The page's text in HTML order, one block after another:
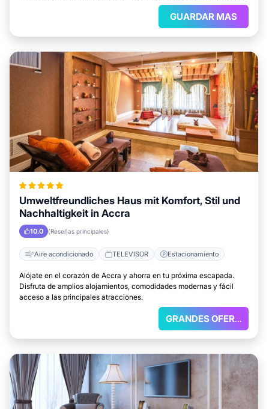
GUARDAR MAS
Umweltfreundliches Haus mit Komfort, Stil und
Nachhaltigkeit in Accra
10.0 (Reseñas principales)
Aire acondicionado TELEVISOR Estacionamiento
Alójate en el corazón de Accra y ahorra en tu próxima escapada.
Disfruta de amplios alojamientos, comodidades modernas y fácil
acceso a las principales atracciones.
GRANDES OFERTAS